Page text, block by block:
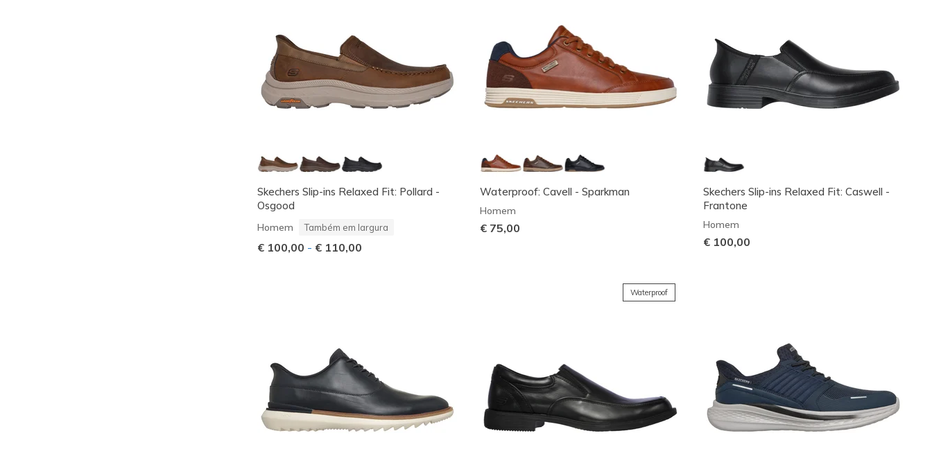
Skechers Slip-ins Relaxed Fit: Pollard -
Osgood
Homem Também em largura
€ 100,00 - € 110,00
Waterproof: Cavell - Sparkman
Homem
€ 75,00
Skechers Slip-ins Relaxed Fit: Caswell -
Frantone
Homem
€ 100,00
Waterproof